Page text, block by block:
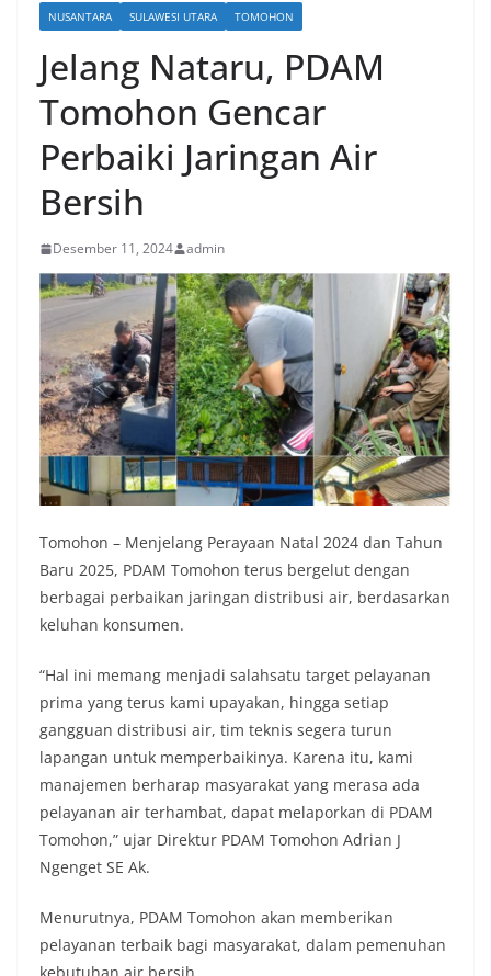
NUSANTARA SULAWESI UTARA TOMOHON
Jelang Nataru, PDAM
Tomohon Gencar
Perbaiki Jaringan Air
Bersih
Desember 11, 2024 admin
Tomohon – Menjelang Perayaan Natal 2024 dan Tahun
Baru 2025, PDAM Tomohon terus bergelut dengan
berbagai perbaikan jaringan distribusi air, berdasarkan
keluhan konsumen.
“Hal ini memang menjadi salahsatu target pelayanan
prima yang terus kami upayakan, hingga setiap
gangguan distribusi air, tim teknis segera turun
lapangan untuk memperbaikinya. Karena itu, kami
manajemen berharap masyarakat yang merasa ada
pelayanan air terhambat, dapat melaporkan di PDAM
Tomohon,” ujar Direktur PDAM Tomohon Adrian J
Ngenget SE Ak.
Menurutnya, PDAM Tomohon akan memberikan
pelayanan terbaik bagi masyarakat, dalam pemenuhan
kebutuhan air bersih.